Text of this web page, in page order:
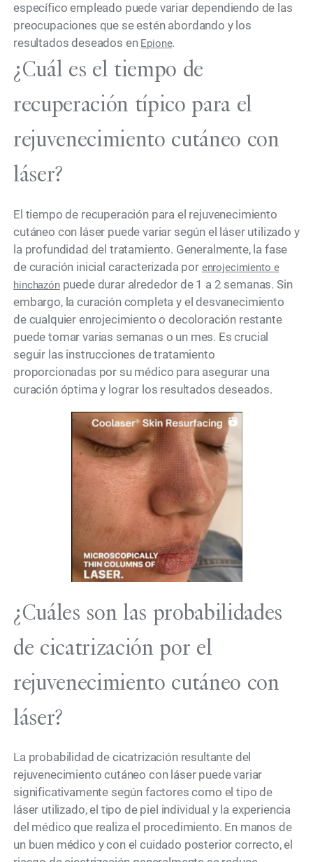
específico empleado puede variar dependiendo de las
preocupaciones que se estén abordando y los
resultados deseados en Epione.
¿Cuál es el tiempo de
recuperación típico para el
rejuvenecimiento cutáneo con
láser?
El tiempo de recuperación para el rejuvenecimiento
cutáneo con láser puede variar según el láser utilizado y
la profundidad del tratamiento. Generalmente, la fase
de curación inicial caracterizada por enrojecimiento e
hinchazónpuede durar alrededor de 1 a 2 semanas. Sin
embargo, la curación completa y el desvanecimiento
de cualquier enrojecimiento o decoloración restante
puede tomar varias semanas o un mes. Es crucial
seguir las instrucciones de tratamiento
proporcionadas por su médico para asegurar una
curación óptima y lograr los resultados deseados.
¿Cuáles son las probabilidades
de cicatrización por el
rejuvenecimiento cutáneo con
láser?
La probabilidad de cicatrización resultante del
rejuvenecimiento cutáneo con láser puede variar
significativamente según factores como el tipo de
láser utilizado, el tipo de piel individual y la experiencia
del médico que realiza el procedimiento. En manos de
un buen médico y con el cuidado posterior correcto, el